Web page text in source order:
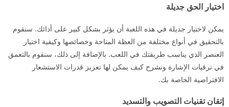
اختيار الحق جديلة
يمكن لاختيار جديلة في هذه اللعبة أن يؤثر بشكل كبير على أدائك. سنقوم
بالتحقيق في أنواع مختلفة من العظة المتاحة وخصائصها وكيفية اختيار
العنصر الذي يناسب طريقتك في اللعب. بالإضافة إلى ذلك، سنقوم بالتعمق
في ترقيات الإشارة ونشرح كيف يمكن لها تعزيز قدرات الاستشعار
الافتراضية الخاصة بك.
إتقان تقنيات التصويب والتسديد